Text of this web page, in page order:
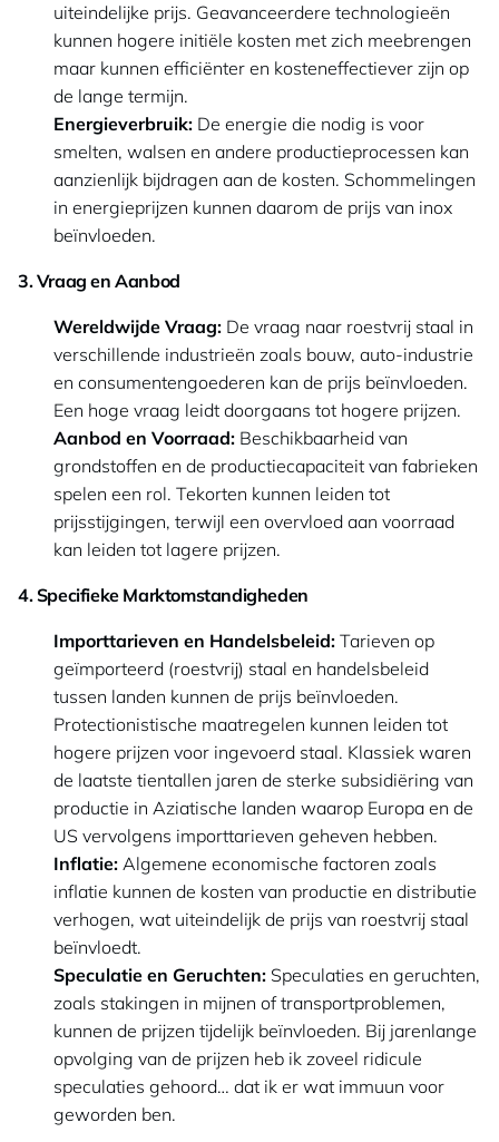
uiteindelijke prijs. Geavanceerdere technologieën
kunnen hogere initiële kosten met zich meebrengen
maar kunnen efficiënter en kosteneffectiever zijn op
de lange termijn.
Energieverbruik: De energie die nodig is voor
smelten, walsen en andere productieprocessen kan
aanzienlijk bijdragen aan de kosten. Schommelingen
in energieprijzen kunnen daarom de prijs van inox
beïnvloeden.
3. Vraag en Aanbod
Wereldwijde Vraag: De vraag naar roestvrij staal in
verschillende industrieën zoals bouw, auto-industrie
en consumentengoederen kan de prijs beïnvloeden.
Een hoge vraag leidt doorgaans tot hogere prijzen.
Aanbod en Voorraad: Beschikbaarheid van
grondstoffen en de productiecapaciteit van fabrieken
spelen een rol. Tekorten kunnen leiden tot
prijsstijgingen, terwijl een overvloed aan voorraad
kan leiden tot lagere prijzen.
4. Specifieke Marktomstandigheden
Importtarieven en Handelsbeleid: Tarieven op
geïmporteerd (roestvrij) staal en handelsbeleid
tussen landen kunnen de prijs beïnvloeden.
Protectionistische maatregelen kunnen leiden tot
hogere prijzen voor ingevoerd staal. Klassiek waren
de laatste tientallen jaren de sterke subsidiëring van
productie in Aziatische landen waarop Europa en de
US vervolgens importtarieven geheven hebben.
Inflatie: Algemene economische factoren zoals
inflatie kunnen de kosten van productie en distributie
verhogen, wat uiteindelijk de prijs van roestvrij staal
beïnvloedt.
Speculatie en Geruchten: Speculaties en geruchten,
zoals stakingen in mijnen of transportproblemen,
kunnen de prijzen tijdelijk beïnvloeden. Bij jarenlange
opvolging van de prijzen heb ik zoveel ridicule
speculaties gehoord… dat ik er wat immuun voor
geworden ben.